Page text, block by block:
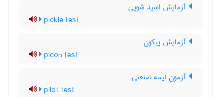
آزمایش اسید شویی
pickle test
آزمایش پیکون
picon test
آزمون نیمه صنعتی
pilot test